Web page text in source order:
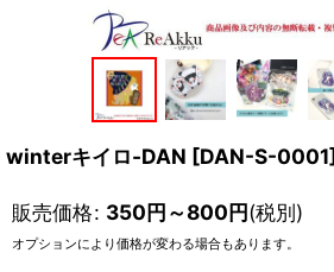
winterキイロ-DAN [DAN-S-0001]
販売価格: 350円～800円(税別)
オプションにより価格が変わる場合もあります。